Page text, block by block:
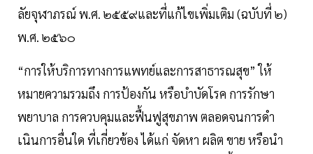
ลัยจุฬาภรณ์ พ.ศ. ๒๕๕๙และที่แก้ไขเพิ่มเติม (ฉบับที่ ๒)
พ.ศ. ๒๕๖๐
“การให้บริการทางการแพทย์และการสาธารณสุข” ให้
หมายความรวมถึง การป้องกัน หรือบําบัดโรค การรักษา
พยาบาล การควบคุมและฟื้นฟูสุขภาพ ตลอดจนการดํา
เนินการอื่นใด ที่เกี่ยวข้อง ได้แก่ จัดหา ผลิต ขาย หรือนํา